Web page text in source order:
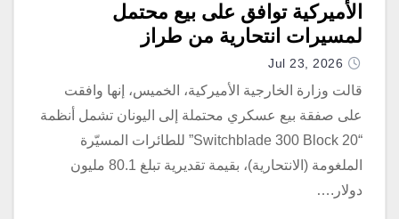
الأميركية توافق على بيع محتمل
لمسيرات انتحارية من طراز
“Switchblade 300” لليونان
Jul 23, 2026
قالت وزارة الخارجية الأميركية، الخميس، إنها وافقت
على صفقة بيع عسكري محتملة إلى اليونان تشمل أنظمة
“Switchblade 300 Block 20” للطائرات المسيّرة
الملغومة (الانتحارية)، بقيمة تقديرية تبلغ 80.1 مليون
دولار.…